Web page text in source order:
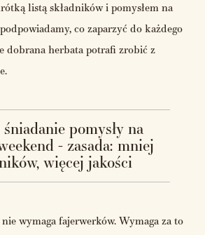
listą składników i pomysłem na
co zaparzyć do każdego
dobrana herbata potrafi zrobić z
pomysły na
- zasada: mniej
więcej jakości
wymaga fajerwerków. Wymaga za to